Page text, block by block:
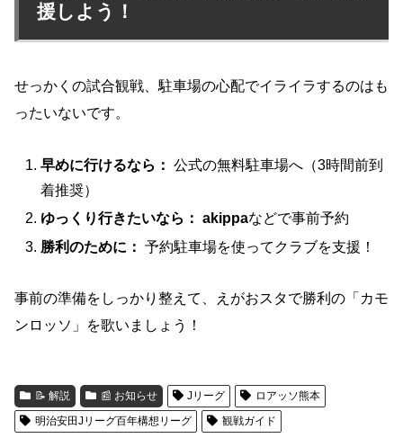
援しよう！
せっかくの試合観戦、駐車場の心配でイライラするのはも
ったいないです。
早めに行けるなら： 公式の無料駐車場へ（3時間前到
着推奨）
ゆっくり行きたいなら： akippaなどで事前予約
勝利のために： 予約駐車場を使ってクラブを支援！
事前の準備をしっかり整えて、えがおスタで勝利の「カモ
ンロッソ」を歌いましょう！
📝 解説 📰 お知らせ Jリーグ
ロアッソ熊本
明治安田Jリーグ百年構想リーグ
観戦ガイド